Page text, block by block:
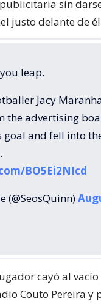
sin
justo delante de
leap.
Jacy
the advertising
goal and fell into
BO5Ei2NIcd
(@SeosQuinn)
cayó al
Couto Pereira y